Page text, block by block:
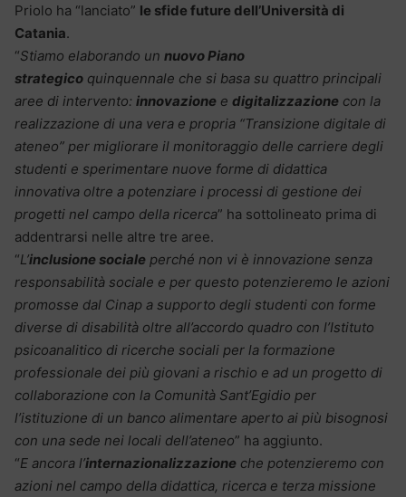
Priolo ha “lanciato” le sfide future dell’Università di
Catania.
“Stiamo elaborando un nuovo Piano
strategico quinquennale che si basa su quattro principali
aree di intervento: innovazione e digitalizzazione con la
realizzazione di una vera e propria “Transizione digitale di
ateneo” per migliorare il monitoraggio delle carriere degli
studenti e sperimentare nuove forme di didattica
innovativa oltre a potenziare i processi di gestione dei
progetti nel campo della ricerca” ha sottolineato prima di
addentrarsi nelle altre tre aree.
“L’inclusione sociale perché non vi è innovazione senza
responsabilità sociale e per questo potenzieremo le azioni
promosse dal Cinap a supporto degli studenti con forme
diverse di disabilità oltre all’accordo quadro con l’Istituto
psicoanalitico di ricerche sociali per la formazione
professionale dei più giovani a rischio e ad un progetto di
collaborazione con la Comunità Sant’Egidio per
l’istituzione di un banco alimentare aperto ai più bisognosi
con una sede nei locali dell’ateneo” ha aggiunto.
“E ancora l’internazionalizzazione che potenzieremo con
azioni nel campo della didattica, ricerca e terza missione